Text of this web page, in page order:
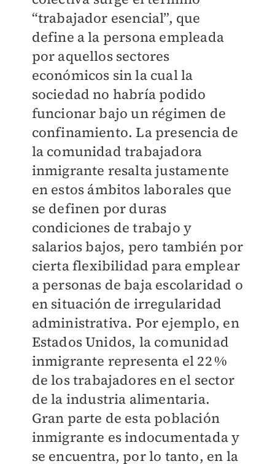
“trabajador esencial”, que
define a la persona empleada
por aquellos sectores
económicos sin la cual la
sociedad no habría podido
funcionar bajo un régimen de
confinamiento. La presencia de
la comunidad trabajadora
inmigrante resalta justamente
en estos ámbitos laborales que
se definen por duras
condiciones de trabajo y
salarios bajos, pero también por
cierta flexibilidad para emplear
a personas de baja escolaridad o
en situación de irregularidad
administrativa. Por ejemplo, en
Estados Unidos, la comunidad
inmigrante representa el 22 %
de los trabajadores en el sector
de la industria alimentaria.
Gran parte de esta población
inmigrante es indocumentada y
se encuentra, por lo tanto, en la